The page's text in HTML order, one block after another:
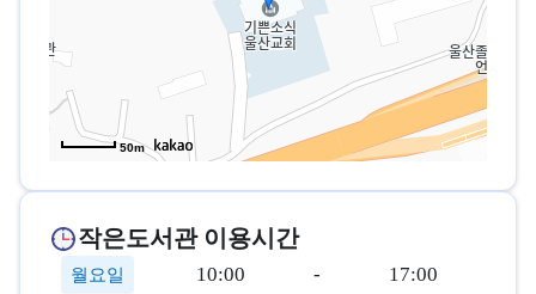
50m
작은도서관 이용시간
월요일 10:00 - 17:00